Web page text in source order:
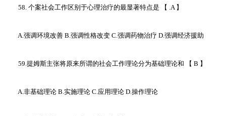
58. 个案社会工作区别于心理治疗的最显著特点是 【 .A 】
A.强调环境改善 B.强调性格改变 C.强调药物治疗 D.强调经济援助
59.提姆斯主张将原来所谓的社会工作理论分为基础理论和 【 B 】
A.非基础理论 B.实施理论 C.应用理论 D.操作理论